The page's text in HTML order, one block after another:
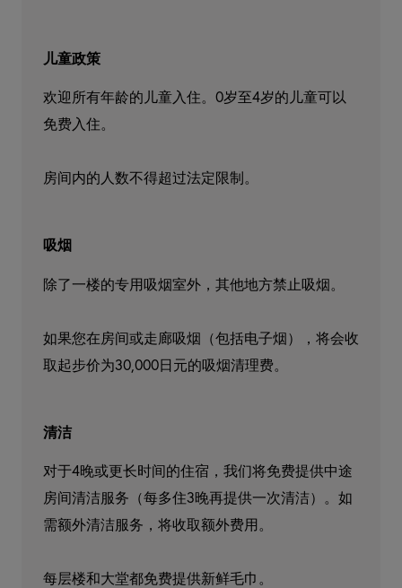
儿童政策
欢迎所有年龄的儿童入住。0岁至4岁的儿童可以
免费入住。
房间内的人数不得超过法定限制。
吸烟
除了一楼的专用吸烟室外，其他地方禁止吸烟。
如果您在房间或走廊吸烟（包括电子烟），将会收
取起步价为30,000日元的吸烟清理费。
清洁
对于4晚或更长时间的住宿，我们将免费提供中途
房间清洁服务（每多住3晚再提供一次清洁）。如
需额外清洁服务，将收取额外费用。
每层楼和大堂都免费提供新鲜毛巾。